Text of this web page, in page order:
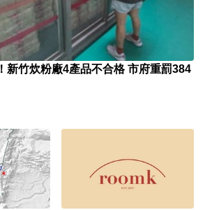
新竹炊粉廠4產品不合格 市府重罰384